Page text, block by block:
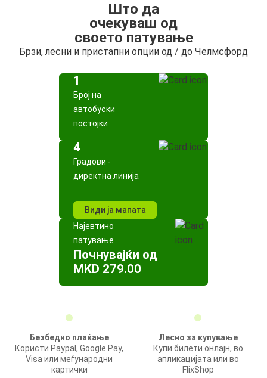
Што да
очекуваш од
своето патување
Брзи, лесни и пристапни опции од / до Челмсфорд
1
Број на
автобуски
постојки
4
Градови -
директна линија
Види ја мапата
Најевтино
патување
Почнувајќи од
MKD 279.00
Безбедно плаќање
Користи Paypal, Google Pay,
Visa или меѓународни
картички
Лесно за купување
Купи билети онлајн, во
апликацијата или во
FlixShop